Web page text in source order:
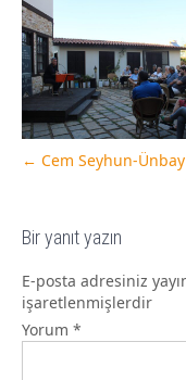
← Cem Seyhun-
Bir yanıt yazın
E-posta adresiniz
işaretlenmişlerdir
Yorum *